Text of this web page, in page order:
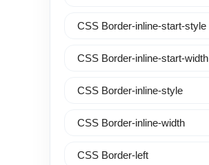
CSS Border-inline-start-style
CSS Border-inline-start-width
CSS Border-inline-style
CSS Border-inline-width
CSS Border-left